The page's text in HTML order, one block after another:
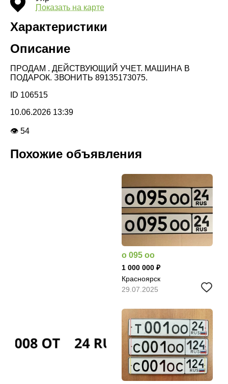
Показать на карте
Характеристики
Описание
ПРОДАМ . ДЕЙСТВУЮЩИЙ УЧЕТ. МАШИНА В
ПОДАРОК. ЗВОНИТЬ 89135173075.
ID 106515
10.06.2026 13:39
👁 54
Похожие объявления
о 095 оо
1 000 000
Красноярск
29.07.2025